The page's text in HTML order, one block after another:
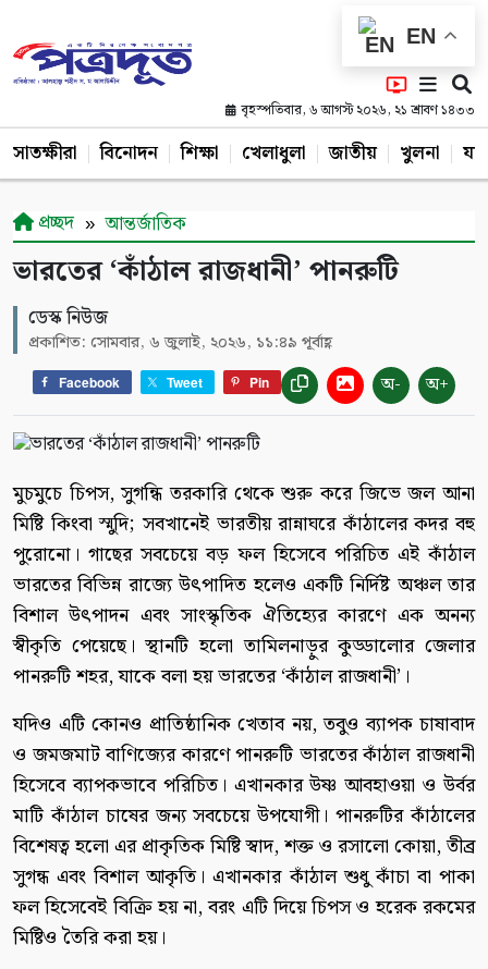
EN
বৃহস্পতিবার, ৬ আগস্ট ২০২৬, ২১ শ্রাবণ ১৪৩৩
সাতক্ষীরা বিনোদন শিক্ষা খেলাধুলা জাতীয় খুলনা
প্রচ্ছদ আন্তর্জাতিক
ভারতের ‘কাঁঠাল রাজধানী’ পানরুটি
ডেস্ক নিউজ
প্রকাশিত: সোমবার, ৬ জুলাই, ২০২৬, ১১:৪৯ পূর্বাহ্ণ
Facebook Tweet Pin অ- অ+
মুচমুচে চিপস, সুগন্ধি তরকারি থেকে শুরু করে জিভে জল আনা
মিষ্টি কিংবা স্মুদি; সবখানেই ভারতীয় রান্নাঘরে কাঁঠালের কদর বহু
পুরোনো। গাছের সবচেয়ে বড় ফল হিসেবে পরিচিত এই কাঁঠাল
ভারতের বিভিন্ন রাজ্যে উৎপাদিত হলেও একটি নির্দিষ্ট অঞ্চল তার
বিশাল উৎপাদন এবং সাংস্কৃতিক ঐতিহ্যের কারণে এক অনন্য
স্বীকৃতি পেয়েছে। স্থানটি হলো তামিলনাড়ুর কুড্ডালোর জেলার
পানরুটি শহর, যাকে বলা হয় ভারতের ‘কাঁঠাল রাজধানী’।
যদিও এটি কোনও প্রাতিষ্ঠানিক খেতাব নয়, তবুও ব্যাপক চাষাবাদ
ও জমজমাট বাণিজ্যের কারণে পানরুটি ভারতের কাঁঠাল রাজধানী
হিসেবে ব্যাপকভাবে পরিচিত। এখানকার উষ্ণ আবহাওয়া ও উর্বর
মাটি কাঁঠাল চাষের জন্য সবচেয়ে উপযোগী। পানরুটির কাঁঠালের
বিশেষত্ব হলো এর প্রাকৃতিক মিষ্টি স্বাদ, শক্ত ও রসালো কোয়া, তীব্র
সুগন্ধ এবং বিশাল আকৃতি। এখানকার কাঁঠাল শুধু কাঁচা বা পাকা
ফল হিসেবেই বিক্রি হয় না, বরং এটি দিয়ে চিপস ও হরেক রকমের
মিষ্টিও তৈরি করা হয়।